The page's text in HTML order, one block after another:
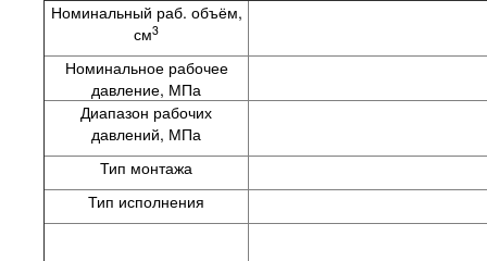
Номинальный раб. объём,
см3
Номинальное рабочее
давление, МПа
Диапазон рабочих
давлений, МПа
Тип монтажа
Тип исполнения